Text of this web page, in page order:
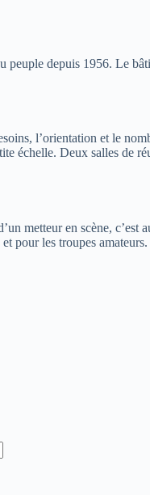
peuple depuis 1956. Le
l’orientation et le
échelle. Deux salles de
metteur en scène, c’est
pour les troupes amateurs.